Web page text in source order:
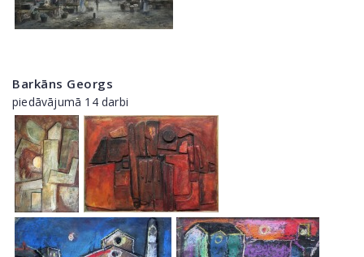
Barkāns Georgs
piedāvājumā 14 darbi